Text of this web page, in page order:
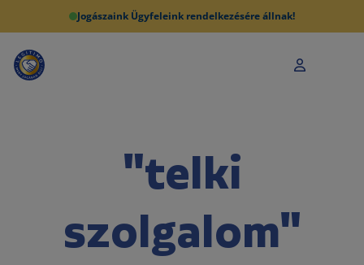
Jogászaink Ügyfeleink rendelkezésére állnak!
"telki
szolgalom"